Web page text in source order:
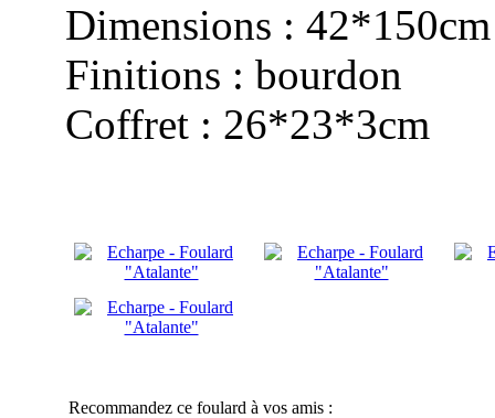
Dimensions : 42*150cm
Finitions : bourdon
Coffret : 26*23*3cm
Recommandez ce foulard à vos amis :